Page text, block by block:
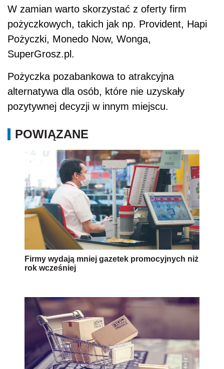
W zamian warto skorzystać z oferty firm
pożyczkowych, takich jak np. Provident, Hapi
Pożyczki, Monedo Now, Wonga,
SuperGrosz.pl.
Pożyczka pozabankowa to atrakcyjna
alternatywa dla osób, które nie uzyskały
pozytywnej decyzji w innym miejscu.
POWIĄZANE
Firmy wydają mniej gazetek promocyjnych niż
rok wcześniej